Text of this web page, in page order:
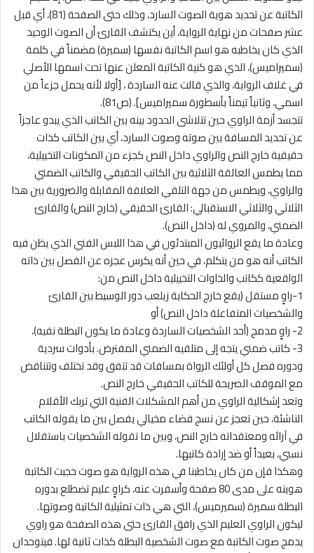
الكاتبة عن تحديد هوية الصوت السارد، وذلك حتى الصفحة (81)، أي قبل
عشر صفحات من نهاية الرواية، أين يكتشف القارئ أن الصوت الوحيد
الذي كان يخاطبه هو اسم الكاتبة نفسها (سميرة) مضمناً في كلمة
(سميراميس)، الذي هو كنية الكاتبة المعلن عنها تحت اسمها الأصلي
في غلاف الرواية، والذي قالت عنه الساردة ، [أولا لأنه يحمل جزءاً من
اسمي، وثانياً تيمناً بأسطورة سميراميس]. (ص81).
تتجسد أزمة الراوي حين تتلاشى الحدود بينه بين الكاتب الذي يبدو عاجزاً
عن تحديد المسافة بين صوته وصوت السارد، أي بين الكاتب كذات
حقيقية خارج النص والراوي داخل النص كجزء من المكونات التخييلية،
مما يطمس العالقة الثلاثية بين الكاتب الحقيقي والكاتب الضمني
والراوي، ويطمس من جهة التلقي العلاقة المقابلة والضرورية بين هذا
الثلاثي والثلاثي الاستقبالي: القارئ الحقيقي (خارج النص) والقارئ
الضمني، والمروي له (داخل النص).
وعادة ما يقع الروائيون المبتدئون في هذا اللبس الفني الذي يظن فيه
الكاتب أنه هو من يتكلم، في حين أنه يكرس عجزه عن الفصل بين ذاته
الواقعية ككاتب والذاوات التخييلية داخل النص من:
1-راوٍ مستقل (يقع خارج الحكاية زيلعب دور الوسيط بين القارئ
والشخصيات المتفاعلة داخل النص) أو
2- راوٍ مدمج (أحد الشخصيات الساردة وعادة ما يكون البطلة نفيه)،
3- كاتب ضمني يتجه إلى متلقيه الضمني المفترض. بأدوات سردية
ودوره فصل كل أولئك الرواة بمسافات قد تتفق وقد تختلف وتتناقض
مع الموقف الصريحة للكاتب الحقيقي خارج النص.
وتعد إشكالية الراوي من أهم المشكلات الفنية التي تربك الأقلام
الناشئة، حين تعجز عن نسج فضاء مخيالي يفصل بين ما يقوله الكاتب
في آرائه ومعتقداته خارج النص، وبين ما تقوله الشخصيات باستقلال
نسبي، بعيداً أو ضد إرادة كاتبها.
وهكذا فإن من كان يخاطبنا في هذه الرواية هو صوت حجبت الكاتبة
هويته على مدى 80 صفحة وأسفرت عنه، كراوٍ عليم تضطلع بدوره
البطلة سميرة (سميرميس)، التي هي ذات تمثيلية الكاتبة وصوتها.
ليكون الراوي العليم الذي رافق القارئ حتى هذه الصفحة هو راوي
يدمج صوت الكاتبة مع صوت الشخصية البطلة كذات ثانية لها. فيتوحدان